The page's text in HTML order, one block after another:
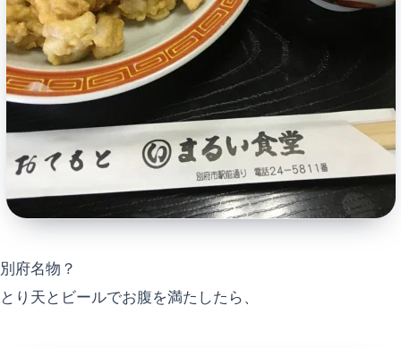
別府名物？
とり天とビールでお腹を満たしたら、